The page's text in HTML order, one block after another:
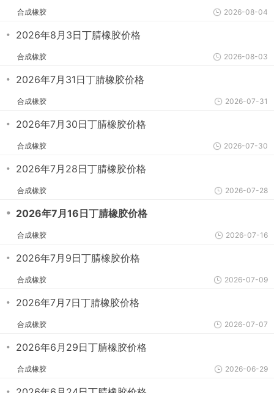
合成橡胶 2026-08-04
・ 2026年8月3日丁腈橡胶价格
合成橡胶 2026-08-03
・ 2026年7月31日丁腈橡胶价格
合成橡胶 2026-07-31
・ 2026年7月30日丁腈橡胶价格
合成橡胶 2026-07-30
・ 2026年7月28日丁腈橡胶价格
合成橡胶 2026-07-28
・ 2026年7月16日丁腈橡胶价格
合成橡胶 2026-07-16
・ 2026年7月9日丁腈橡胶价格
合成橡胶 2026-07-09
・ 2026年7月7日丁腈橡胶价格
合成橡胶 2026-07-07
・ 2026年6月29日丁腈橡胶价格
合成橡胶 2026-06-29